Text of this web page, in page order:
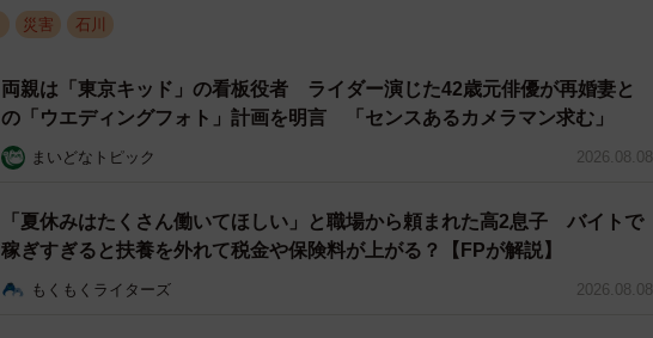
災害 石川
両親は「東京キッド」の看板役者 ライダー演じた42歳元俳優が再婚妻と
の「ウエディングフォト」計画を明言 「センスあるカメラマン求む」
まいどなトピック 2026.08.08
「夏休みはたくさん働いてほしい」と職場から頼まれた高2息子 バイトで
稼ぎすぎると扶養を外れて税金や保険料が上がる？【FPが解説】
もくもくライターズ 2026.08.08